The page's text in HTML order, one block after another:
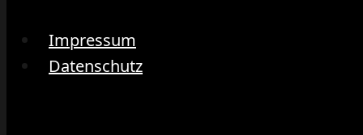
Impressum
Datenschutz